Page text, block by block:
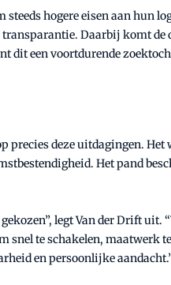
hogere eisen aan hun
Daarbij komt
dit een voortdurende
precies deze uitdagingen. Het
Het pand
legt Van der Drift uit.
te schakelen, maatwerk
en persoonlijke